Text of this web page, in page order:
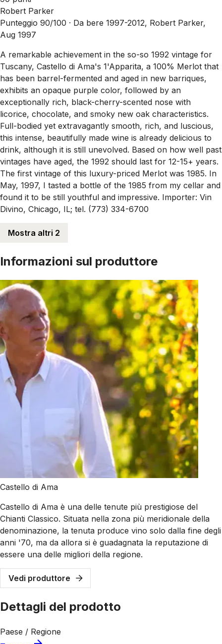
Robert Parker
Punteggio 90/100 · Da bere 1997-2012, Robert Parker,
Aug 1997
A remarkable achievement in the so-so 1992 vintage for
Tuscany, Castello di Ama's 1'Apparita, a 100% Merlot that
has been barrel-fermented and aged in new barriques,
exhibits an opaque purple color, followed by an
exceptionally rich, black-cherry-scented nose with
licorice, chocolate, and smoky new oak characteristics.
Full-bodied yet extravagantly smooth, rich, and luscious,
this intense, beautifully made wine is already delicious to
drink, although it is still unevolved. Based on how well past
vintages have aged, the 1992 should last for 12-15+ years.
The first vintage of this luxury-priced Merlot was 1985. In
May, 1997, I tasted a bottle of the 1985 from my cellar and
found it to be still youthful and impressive. Importer: Vin
Divino, Chicago, IL; tel. (773) 334-6700
Mostra altri 2
Informazioni sul produttore
Castello di Ama
Castello di Ama è una delle tenute più prestigiose del
Chianti Classico. Situata nella zona più meridionale della
denominazione, la tenuta produce vino solo dalla fine degli
anni '70, ma da allora si è guadagnata la reputazione di
essere una delle migliori della regione.
Vedi produttore
Dettagli del prodotto
Paese / Regione